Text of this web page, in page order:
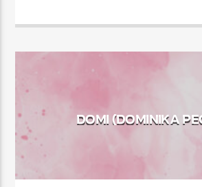
Radio Strefa MuzyDOMI (DOMINIKA